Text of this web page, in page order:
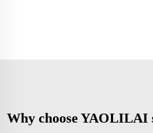
Why choose YAOLILAI